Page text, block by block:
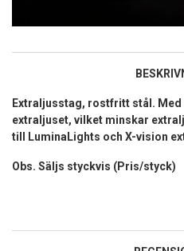
Extraljusstag, rostfritt stål.
extraljuset, vilket minskar
till LuminaLights och X-vision
Obs. Säljs styckvis (Pris/styck)